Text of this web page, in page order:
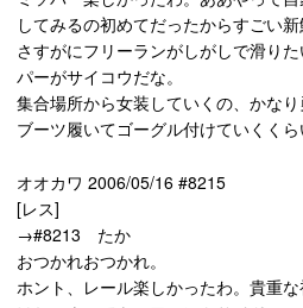
してみるの初めてだったからすごい
さすがにフリーランがしがしで滑り
パーがサイコウだな。
集合場所から女装していくの、かな
ブーツ履いてゴーグル付けていくくら
オオカワ 2006/05/16 #8215
[レス]
→#8213 たか
おつかれおつかれ。
ホント、レール楽しかったわ。貴重